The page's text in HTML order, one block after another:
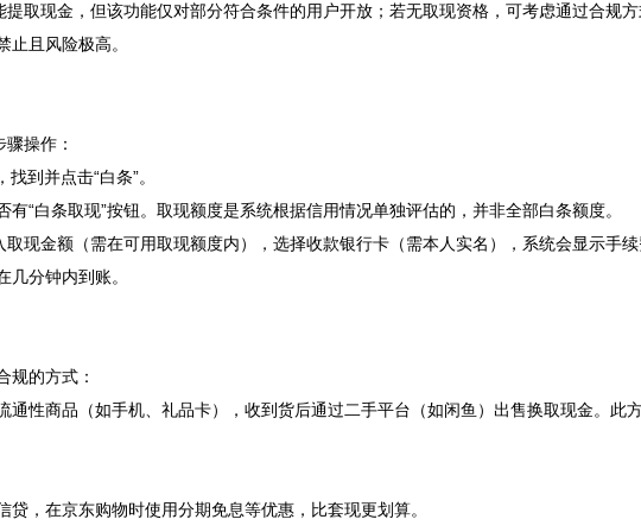
取现金，但该功能仅对部分符合条件的用户开放；若无取现资格，可考虑通过合规方
且风险极高。‌‌
操作：
到并点击“白条”。‌‌
“白条取现”按钮。取现额度是系统根据信用情况单独评估的，并非全部白条额度。‌‌
现金额（需在可用取现额度内），选择收款银行卡（需本人实名），系统会显示手续
分钟内到账。‌‌
规的方式：
通性商品（如手机、礼品卡），收到货后通过二手平台（如闲鱼）出售换取现金。此
，在京东购物时使用分期免息等优惠，比套现更划算。‌‌